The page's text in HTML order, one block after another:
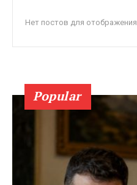
Нет постов для отображения
Popular